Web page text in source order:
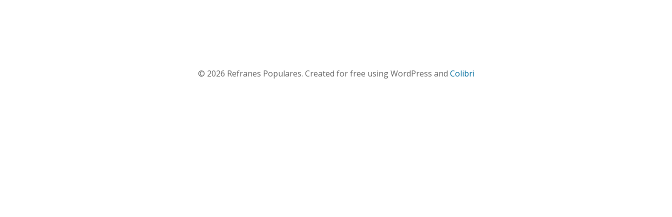
© 2026 Refranes Populares. Created for free using WordPress and Colibri